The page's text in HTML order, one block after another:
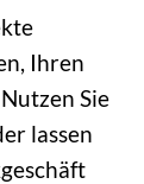
Ihren
Sie
lassen